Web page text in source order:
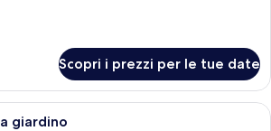
Scopri i prezzi per le tue date
Un letto rifatto con lenzuola
giardino